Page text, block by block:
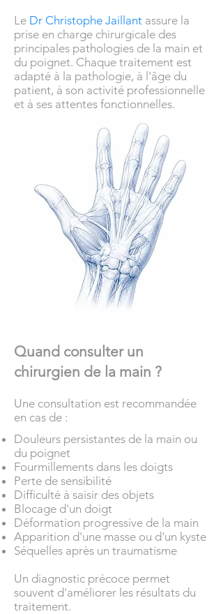
Le Dr Christophe Jaillant assure la
prise en charge chirurgicale des
principales pathologies de la main et
du poignet. Chaque traitement est
adapté à la pathologie, à l'âge du
patient, à son activité professionnelle
et à ses attentes fonctionnelles.
Quand consulter un
chirurgien de la main ?
Une consultation est recommandée
en cas de :
Douleurs persistantes de la main ou
du poignet
Fourmillements dans les doigts
Perte de sensibilité
Difficulté à saisir des objets
Blocage d'un doigt
Déformation progressive de la main
Apparition d'une masse ou d'un kyste
Séquelles après un traumatisme
Un diagnostic précoce permet
souvent d'améliorer les résultats du
traitement.